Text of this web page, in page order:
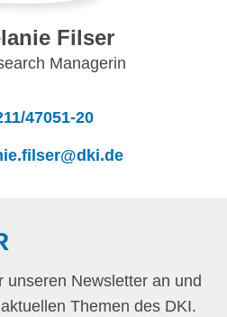
Filser
Managerin
47051-20
unseren Newsletter an und
Themen des DKI.